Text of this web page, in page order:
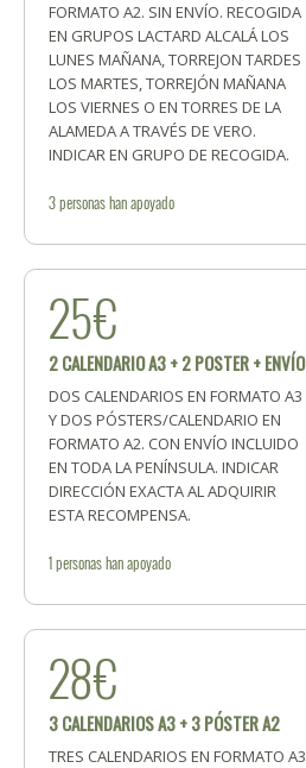
FORMATO A2. SIN ENVÍO. RECOGIDA
EN GRUPOS LACTARD ALCALÁ LOS
LUNES MAÑANA, TORREJON TARDES
LOS MARTES, TORREJÓN MAÑANA
LOS VIERNES O EN TORRES DE LA
ALAMEDA A TRAVÉS DE VERO.
INDICAR EN GRUPO DE RECOGIDA.
3personashan apoyado
25€
2 CALENDARIO A3 + 2 POSTER + ENVÍO
DOS CALENDARIOS EN FORMATO A3
Y DOS PÓSTERS/CALENDARIO EN
FORMATO A2. CON ENVÍO INCLUIDO
EN TODA LA PENÍNSULA. INDICAR
DIRECCIÓN EXACTA AL ADQUIRIR
ESTA RECOMPENSA.
1personashan apoyado
28€
3 CALENDARIOS A3 + 3 PÓSTER A2
TRES CALENDARIOS EN FORMATO A3